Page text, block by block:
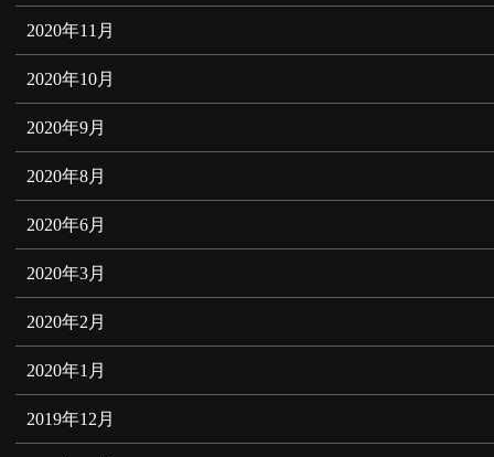
2020年11月
2020年10月
2020年9月
2020年8月
2020年6月
2020年3月
2020年2月
2020年1月
2019年12月